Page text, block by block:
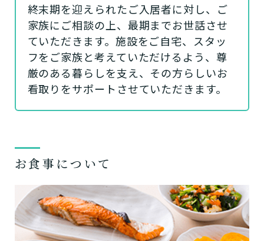
終末期を迎えられたご入居者に対し、ご
家族にご相談の上、最期までお世話させ
ていただきます。施設をご自宅、スタッ
フをご家族と考えていただけるよう、尊
厳のある暮らしを支え、その方らしいお
看取りをサポートさせていただきます。
お食事について